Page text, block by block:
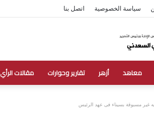
سياسة الخصوصية اتصل بنا
معاهد أزهر تقارير وحوارات مقالات الرأي
غير مسبوقة بسيناء فى عهد الرئيس